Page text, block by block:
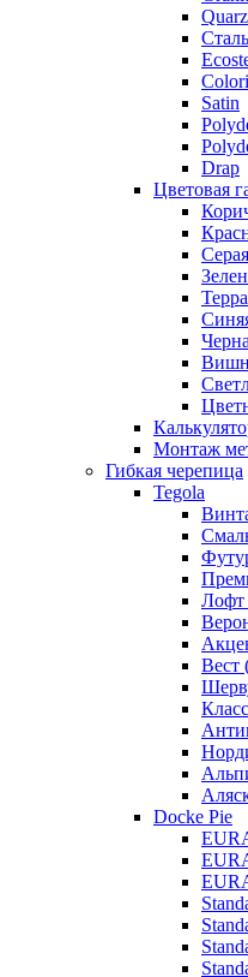
Satin
Drap
Цветовая
Серая
Монтаж
Гибкая черепица
Tegola
Вест
Docke Pie